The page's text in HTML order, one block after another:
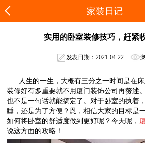
家装日记
实用的卧室装修技巧，赶紧
发表日期：2021-04-22
人生的一生，大概有三分之一时间是在床
装修好有多重要就不用厦门装饰公司再赘述
也不是一句话就能搞定了。对于卧室的执着
睡，还是为了方便？恩，相信大家的目标是
如何将卧室的舒适度做到更好呢？今天呢，
说这方面的攻略！